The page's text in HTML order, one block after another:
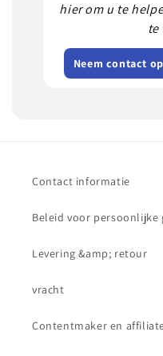
hier om u te
Neem contact
Contact informatie
Beleid voor persoonlijke
Levering &amp; retour
vracht
Contentmaker en